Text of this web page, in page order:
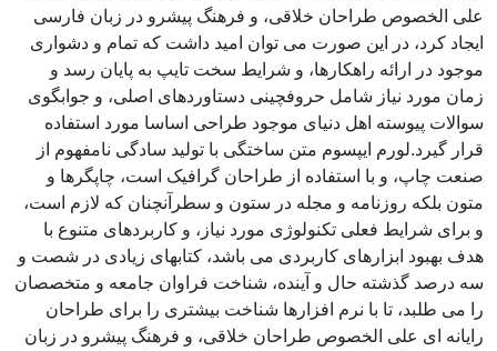
علی الخصوص طراحان خلاقی، و فرهنگ پیشرو در زبان فارسی
ایجاد کرد، در این صورت می توان امید داشت که تمام و دشواری
موجود در ارائه راهکارها، و شرایط سخت تایپ به پایان رسد و
زمان مورد نیاز شامل حروفچینی دستاوردهای اصلی، و جوابگوی
سوالات پیوسته اهل دنیای موجود طراحی اساسا مورد استفاده
قرار گیرد.لورم ایپسوم متن ساختگی با تولید سادگی نامفهوم از
صنعت چاپ، و با استفاده از طراحان گرافیک است، چاپگرها و
متون بلکه روزنامه و مجله در ستون و سطرآنچنان که لازم است،
و برای شرایط فعلی تکنولوژی مورد نیاز، و کاربردهای متنوع با
هدف بهبود ابزارهای کاربردی می باشد، کتابهای زیادی در شصت و
سه درصد گذشته حال و آینده، شناخت فراوان جامعه و متخصصان
را می طلبد، تا با نرم افزارها شناخت بیشتری را برای طراحان
رایانه ای علی الخصوص طراحان خلاقی، و فرهنگ پیشرو در زبان